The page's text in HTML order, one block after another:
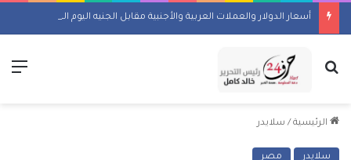
بحث عن
الرئيسية / سلايدر
سلايدر مصر